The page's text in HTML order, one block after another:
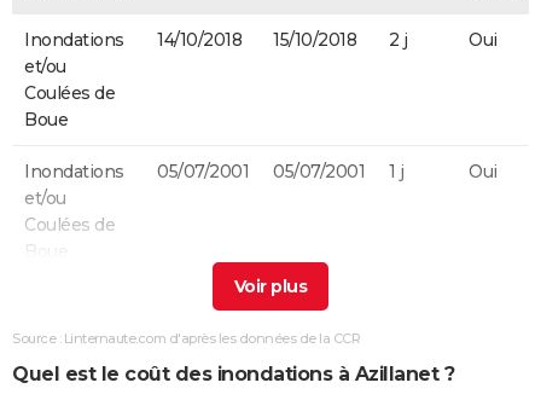
Inondations
et/ou
Coulées de
Boue
14/10/2018 15/10/2018 2 j Oui
Inondations
et/ou
Coulées de
Boue
05/07/2001 05/07/2001 1 j Oui
et/ou
Boue
12/11/1999 14/11/1999
Source : Linternaute.com d'après les données de la CCR
Quel est le coût des inondations à Azillanet ?